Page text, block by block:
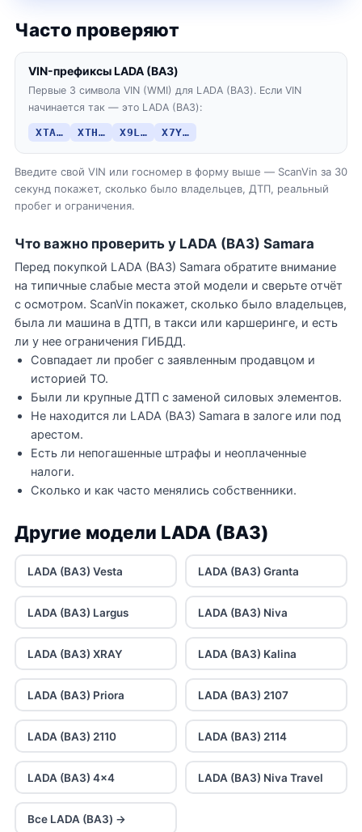
Часто проверяют
VIN-префиксы LADA (ВАЗ)
Первые 3 символа VIN (WMI) для LADA (ВАЗ). Если VIN
начинается так — это LADA (ВАЗ):
XTA… XTH… X9L… X7Y…
Введите свой VIN или госномер в форму выше — ScanVin за 30
секунд покажет, сколько было владельцев, ДТП, реальный
пробег и ограничения.
Что важно проверить у LADA (ВАЗ) Samara
Перед покупкой LADA (ВАЗ) Samara обратите внимание
на типичные слабые места этой модели и сверьте отчёт
с осмотром. ScanVin покажет, сколько было владельцев,
была ли машина в ДТП, в такси или каршеринге, и есть
ли у нее ограничения ГИБДД.
Совпадает ли пробег с заявленным продавцом и
историей ТО.
Были ли крупные ДТП с заменой силовых элементов.
Не находится ли LADA (ВАЗ) Samara в залоге или под
арестом.
Есть ли непогашенные штрафы и неоплаченные
налоги.
Сколько и как часто менялись собственники.
Другие модели LADA (ВАЗ)
LADA (ВАЗ) Vesta LADA (ВАЗ) Granta
LADA (ВАЗ) Largus LADA (ВАЗ) Niva
LADA (ВАЗ) XRAY LADA (ВАЗ) Kalina
LADA (ВАЗ) Priora LADA (ВАЗ) 2107
LADA (ВАЗ) 2110 LADA (ВАЗ) 2114
LADA (ВАЗ) 4x4 LADA (ВАЗ) Niva Travel
Все LADA (ВАЗ) →